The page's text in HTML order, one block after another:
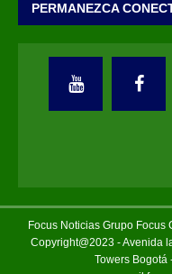
PERMANEZCA
Focus Noticias Grupo
Copyright@2023 - Avenida
Towers Bogotá